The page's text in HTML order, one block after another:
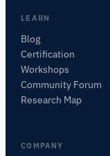
LEARN
Blog
Certification
Workshops
Community Forum
Research Map
COMPANY
解释此传感器